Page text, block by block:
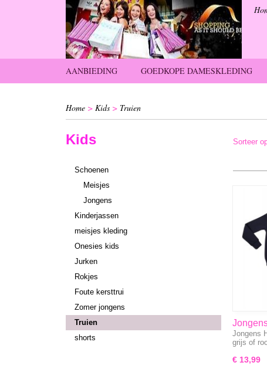
AANBIEDING GOEDKOPE DAMESKLEDING
Home > Kids > Truien
Kids
Schoenen
Meisjes
Jongens
Kinderjassen
meisjes kleding
Onesies kids
Jurken
Rokjes
Foute kersttrui
Zomer jongens
Truien
shorts
Sorteer
Jongens
grijs of
€ 13,99